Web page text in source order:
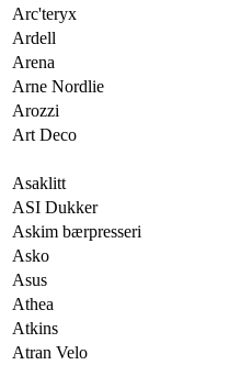
Arc'teryx
Ardell
Arena
Arne Nordlie
Arozzi
Art Deco
Asaklitt
ASI Dukker
Askim bærpresseri
Asko
Asus
Athea
Atkins
Atran Velo